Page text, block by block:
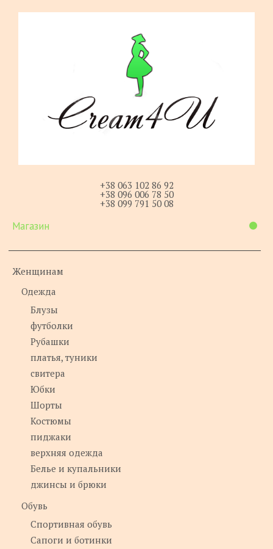
+38 063 102 86 92
+38 096 006 78 50
+38 099 791 50 08
Магазин
Женщинам
Одежда
Блузы
футболки
Рубашки
платья, туники
свитера
Юбки
Шорты
Костюмы
пиджаки
верхняя одежда
Белье и купальники
джинсы и брюки
Обувь
Спортивная обувь
Сапоги и ботинки